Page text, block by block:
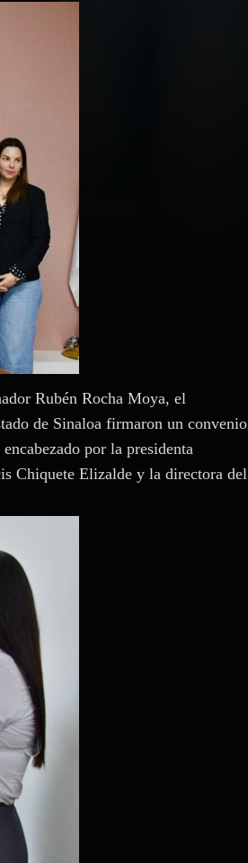
Rubén Rocha Moya, el
de Sinaloa firmaron un convenio
por la presidenta
Chiquete Elizalde y la directora del